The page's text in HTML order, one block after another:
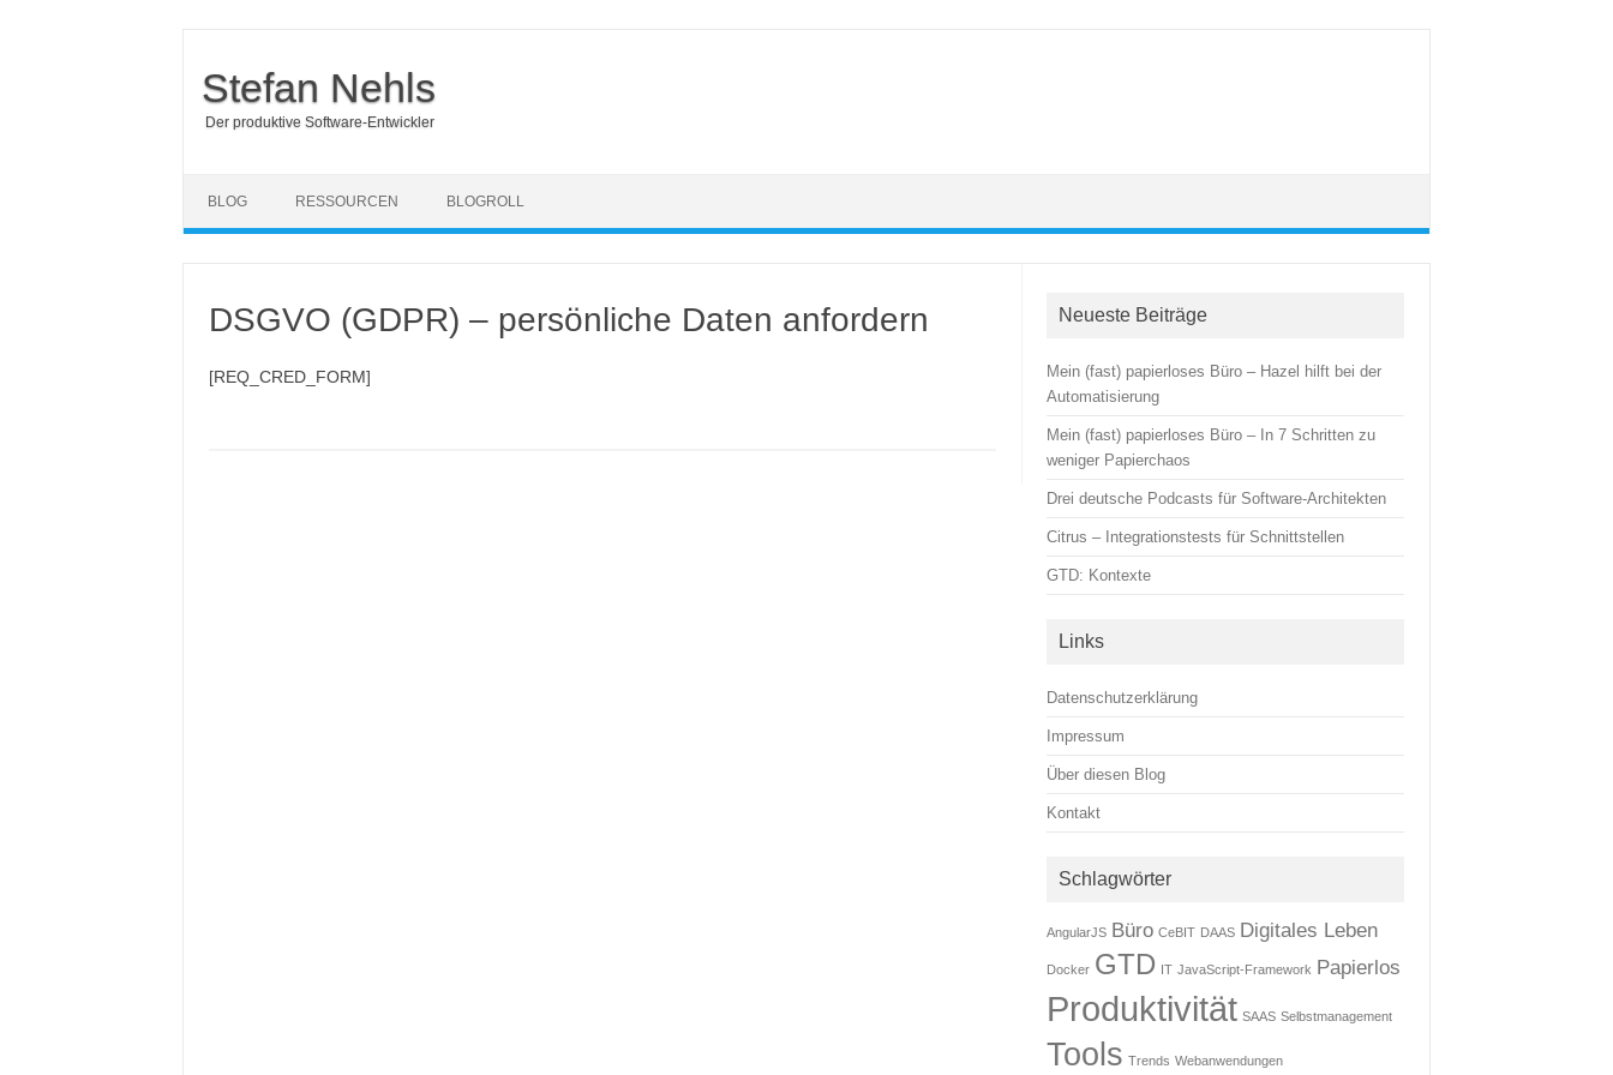
Stefan Nehls
Der produktive Software-Entwickler
BLOG RESSOURCEN BLOGROLL
DSGVO (GDPR) – persönliche Daten anfordern
[REQ_CRED_FORM]
Neueste Beiträge
Mein (fast) papierloses Büro – Hazel hilft bei der
Automatisierung
Mein (fast) papierloses Büro – In 7 Schritten zu
weniger Papierchaos
Drei deutsche Podcasts für Software-Architekten
Citrus – Integrationstests für Schnittstellen
GTD: Kontexte
Links
Datenschutzerklärung
Impressum
Über diesen Blog
Kontakt
Schlagwörter
AngularJS Büro CeBIT DAAS Digitales Leben
Docker GTD IT JavaScript-Framework Papierlos
Produktivität SAAS Selbstmanagement
Tools Trends Webanwendungen